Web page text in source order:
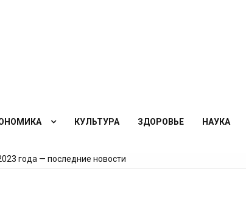
КУЛЬТУРА ЗДОРОВЬЕ НАУКА
года — последние новости